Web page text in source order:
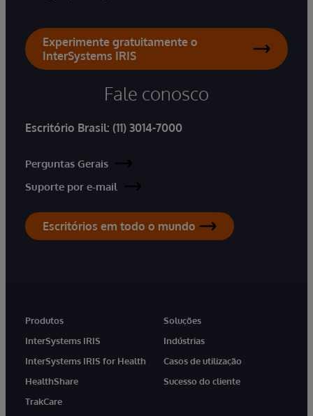
Experimente gratuitamente o
InterSystems IRIS
Fale conosco
Escritório Brasil: (11) 3014-7000
Perguntas Gerais
Suporte por e-mail
Escritórios em todo o mundo
Produtos
InterSystems IRIS
InterSystems IRIS for Health
HealthShare
TrakCare
Soluções
Indústrias
Casos de utilização
Sucesso do cliente